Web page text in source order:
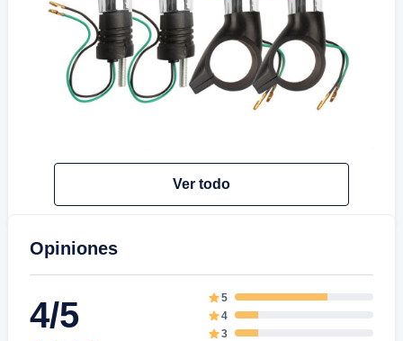
Ver todo
Opiniones
4/5
5
4
3